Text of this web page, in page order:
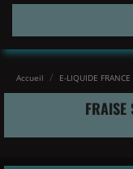
Accueil E-LIQUIDE FRANCE
FRAISE